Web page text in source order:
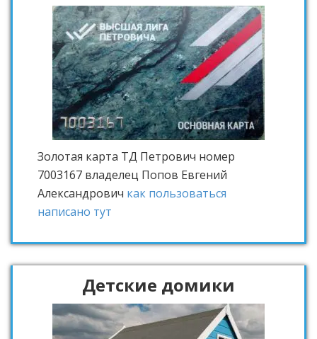
Золотая карта ТД Петрович номер
7003167 владелец Попов Евгений
Александрович как пользоваться
написано тут
Детские домики